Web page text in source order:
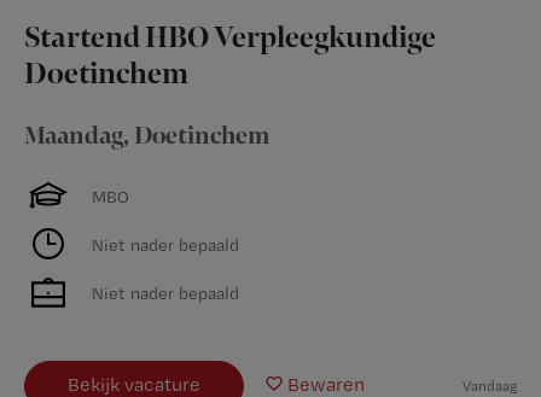
Startend HBO Verpleegkundige
Doetinchem
Maandag, Doetinchem
MBO
Niet nader bepaald
Niet nader bepaald
Bekijk vacature Bewaren Vandaag